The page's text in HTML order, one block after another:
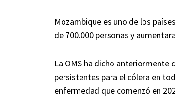
Mozambique es uno de los
de 700.000 personas y
La OMS ha dicho anteriormente
persistentes para el cólera en
enfermedad que comenzó en